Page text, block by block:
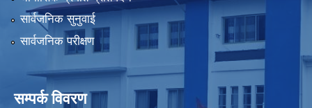
सार्वजनिक सुनुवाई
सार्वजनिक परीक्षण
सम्पर्क विवरण